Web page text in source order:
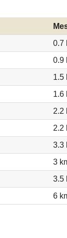
0.7
0.9
1.5
1.6
2.2
2.2
3.3
3
3.5
6